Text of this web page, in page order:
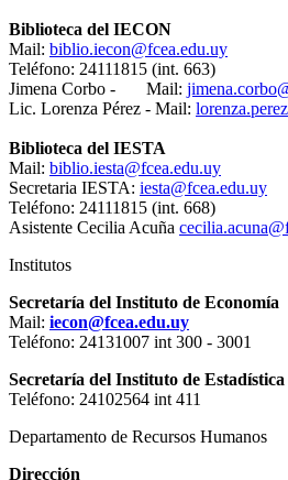
Biblioteca del IECON
Mail: biblio.iecon@fcea.edu.uy
Teléfono: 24111815 (int. 663)
Jimena Corbo - Mail:
Lic. Lorenza Pérez - Mail:
Biblioteca del IESTA
Mail: biblio.iesta@fcea.edu.uy
Secretaria IESTA: iesta@fcea.edu.uy
Teléfono: 24111815 (int. 668)
Asistente Cecilia Acuña
Institutos
Secretaría del Instituto de Economía
Mail: iecon@fcea.edu.uy
Teléfono: 24131007 int 300 - 3001
Secretaría del Instituto de Estadística
Teléfono: 24102564 int 411
Departamento de Recursos Humanos
Dirección